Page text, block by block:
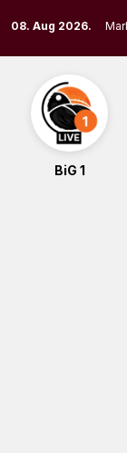
to
content
08. Aug 2026.
BiG 1